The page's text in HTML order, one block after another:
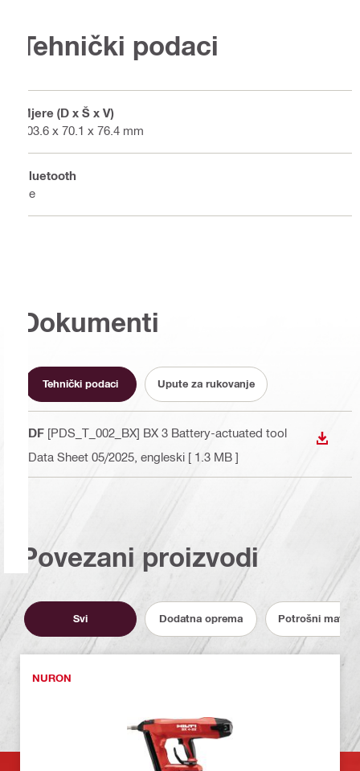
Tehnički podaci
Mjere (D x Š x V)
103.6 x 70.1 x 76.4 mm
Bluetooth
Ne
Dokumenti
Tehnički podaci Upute za rukovanje
PDF [PDS_T_002_BX] BX 3 Battery-actuated tool
- Data Sheet 05/2025 , engleski [ 1.3 MB ]
Povezani proizvodi
Svi Dodatna oprema Potrošni
NURON